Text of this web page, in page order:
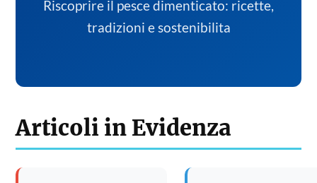
Riscoprire il pesce dimenticato: ricette,
tradizioni e sostenibilita
Articoli in Evidenza